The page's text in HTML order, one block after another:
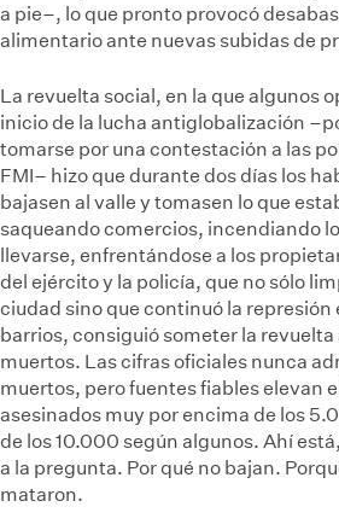
a pie–, lo que pronto provocó
alimentario ante nuevas subidas de
La revuelta social, en la que algunos
inicio de la lucha antiglobalización
tomarse por una contestación a las
FMI– hizo que durante dos días los
bajasen al valle y tomasen lo que
saqueando comercios, incendiando
llevarse, enfrentándose a los
del ejército y la policía, que no sólo
ciudad sino que continuó la represión
barrios, consiguió someter la revuelta
muertos. Las cifras oficiales nunca
muertos, pero fuentes fiables elevan
asesinados muy por encima de los
de los 10.000 según algunos. Ahí
a la pregunta. Por qué no bajan.
mataron.